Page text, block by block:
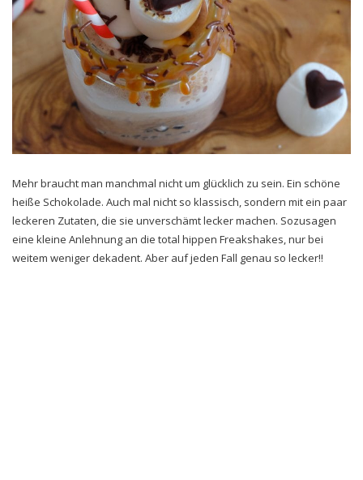
Mehr braucht man manchmal nicht um glücklich zu sein. Ein schöne
heiße Schokolade. Auch mal nicht so klassisch, sondern mit ein paar
leckeren Zutaten, die sie unverschämt lecker machen. Sozusagen
eine kleine Anlehnung an die total hippen Freakshakes, nur bei
weitem weniger dekadent. Aber auf jeden Fall genau so lecker!!